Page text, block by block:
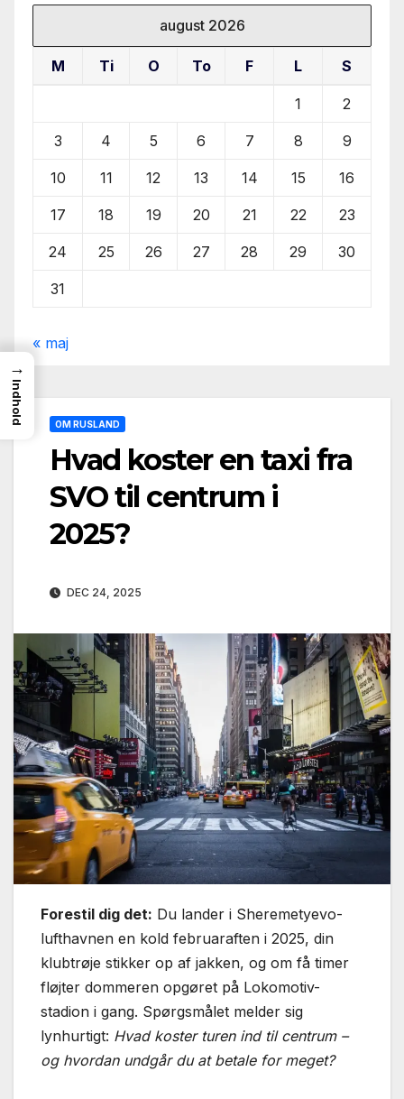
august 2026
M Ti O To F L S
1 2
3 4 5 6 7 8 9
10 11 12 13 14 15 16
17 18 19 20 21 22 23
24 25 26 27 28 29 30
31
« maj
OM RUSLAND
Hvad koster en taxi fra
SVO til centrum i
2025?
DEC 24, 2025
Forestil dig det: Du lander i Sheremetyevo-
lufthavnen en kold februaraften i 2025, din
klubtrøje stikker op af jakken, og om få timer
fløjter dommeren opgøret på Lokomotiv-
stadion i gang. Spørgsmålet melder sig
lynhurtigt: Hvad koster turen ind til centrum –
og hvordan undgår du at betale for meget?
→
Indhold